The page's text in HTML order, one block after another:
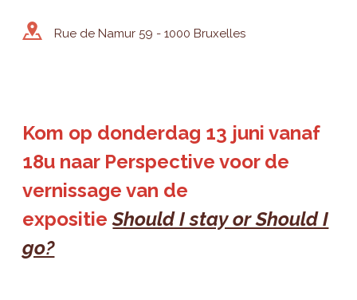
Rue de Namur 59 - 1000 Bruxelles
Kom op donderdag 13 juni vanaf
18u naar Perspective voor de
vernissage van de
expositieShould I stay or Should I
go?